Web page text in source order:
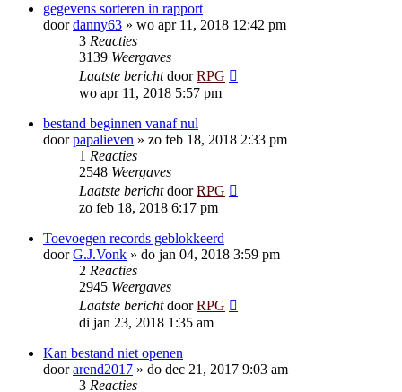
gegevens sorteren in rapport
doordanny63 » wo apr 11, 2018 12:42 pm
3 Reacties
3139 Weergaves
Laatste berichtdoorRPG
wo apr 11, 2018 5:57 pm
bestand beginnen vanaf nul
doorpapalieven » zo feb 18, 2018 2:33 pm
1 Reacties
2548 Weergaves
Laatste berichtdoorRPG
zo feb 18, 2018 6:17 pm
Toevoegen records geblokkeerd
doorG.J.Vonk » do jan 04, 2018 3:59 pm
2 Reacties
2945 Weergaves
Laatste berichtdoorRPG
di jan 23, 2018 1:35 am
Kan bestand niet openen
doorarend2017 » do dec 21, 2017 9:03 am
3 Reacties